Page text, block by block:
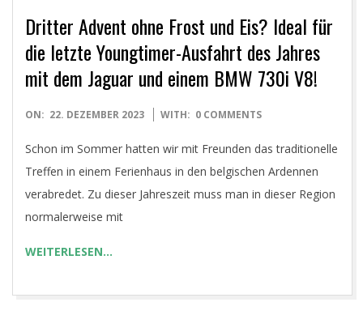
Dritter Advent ohne Frost und Eis? Ideal für
die letzte Youngtimer-Ausfahrt des Jahres
mit dem Jaguar und einem BMW 730i V8!
2023-
22
ON: 22. DEZEMBER 2023 WITH: 0 COMMENTS
Schon im Sommer hatten wir mit Freunden das traditionelle
Treffen in einem Ferienhaus in den belgischen Ardennen
verabredet. Zu dieser Jahreszeit muss man in dieser Region
normalerweise mit
WEITERLESEN…